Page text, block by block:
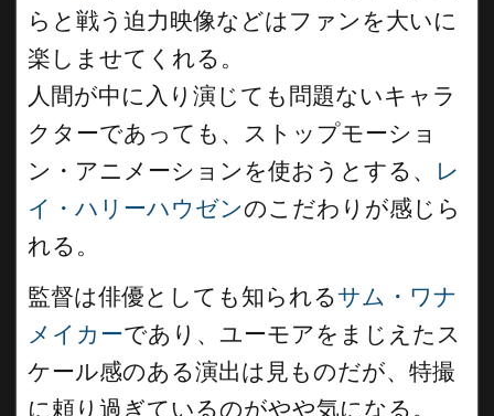
らと戦う迫力映像などはファンを大いに
楽しませてくれる。
人間が中に入り演じても問題ないキャラ
クターであっても、ストップモーショ
ン・アニメーションを使おうとする、
レ
イ・ハリーハウゼンのこだわりが感じら
れる。
監督は俳優としても知られるサム・ワナ
メイカーであり、ユーモアをまじえたス
ケール感のある演出は見ものだが、特撮
に頼り過ぎているのがやや気になる。